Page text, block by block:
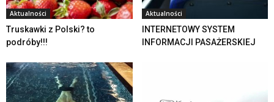
Aktualności
Truskawki z Polski? to
podróby!!!
Aktualności
INTERNETOWY SYSTEM
INFORMACJI PASAŻERSKIEJ